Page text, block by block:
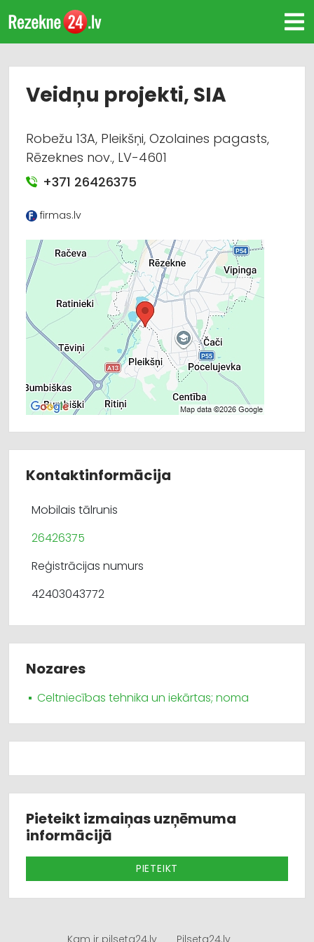
Veidņu projekti, SIA
Robežu 13A, Pleikšņi, Ozolaines pagasts,
Rēzeknes nov., LV-4601
+371 26426375
firmas.lv
Kontaktinformācija
Mobilais tālrunis
26426375
Reģistrācijas numurs
42403043772
Nozares
Celtniecības tehnika un iekārtas; noma
Pieteikt izmaiņas uzņēmuma
informācijā
PIETEIKT
Kam ir pilseta24.lv Pilseta24.lv